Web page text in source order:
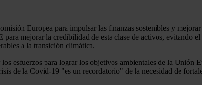
Europea para impulsar las finanzas sostenibles y
mejorar la credibilidad de esta clase de activos, evitando
a la transición climática.
esfuerzos para lograr los objetivos ambientales de la Unión
de la Covid-19 "es un recordatorio" de la necesidad de